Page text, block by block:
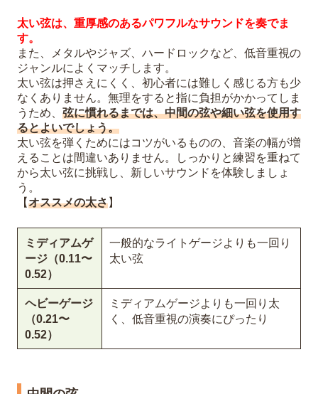
太い弦は、重厚感のあるパワフルなサウンドを奏でま
す。
また、メタルやジャズ、ハードロックなど、低音重視の
ジャンルによくマッチします。
太い弦は押さえにくく、初心者には難しく感じる方も少
なくありません。無理をすると指に負担がかかってしま
うため、 弦に慣れるまでは、中間の弦や細い弦を使用す
るとよいでしょう。
太い弦を弾くためにはコツがいるものの、音楽の幅が増
えることは間違いありません。しっかりと練習を重ねて
から太い弦に挑戦し、新しいサウンドを体験しましょ
う。
【オススメの太さ】
ミディアムゲ
ージ（0.11〜
0.52）
一般的なライトゲージよりも一回り
太い弦
ヘビーゲージ
（0.21〜
0.52）
ミディアムゲージよりも一回り太
く、低音重視の演奏にぴったり